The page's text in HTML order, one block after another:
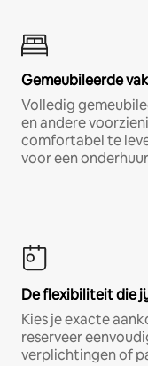
Gemeubileerde
Volledig
en andere
comfortabel te
voor een
De flexibiliteit die
Kies je exacte
reserveer
verplichtingen of